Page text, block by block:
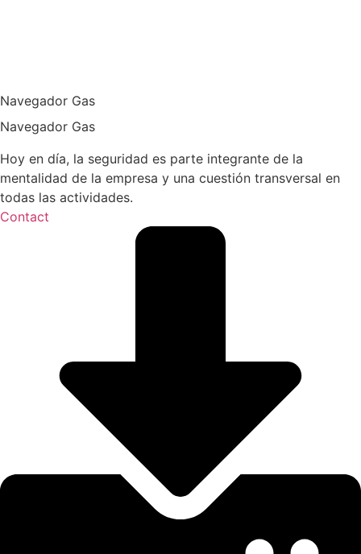
Navegador Gas
Navegador Gas
Hoy en día, la seguridad es parte integrante de la
mentalidad de la empresa y una cuestión transversal en
todas las actividades.
Contact